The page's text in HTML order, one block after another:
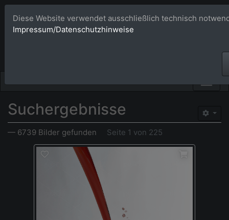
Bildagentur
Suchergebnisse
— 6739 Bilder gefunden Seite 1 von 225
Diese Website verwendet ausschließlich technisch
Impressum/Datenschutzhinweise